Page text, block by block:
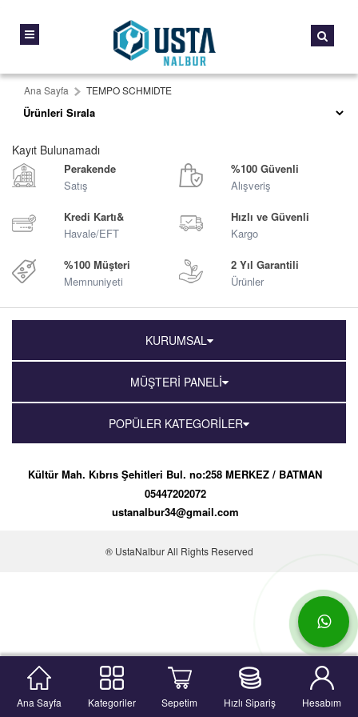
Ana Sayfa TEMPO SCHMIDTE
Kayıt Bulunamadı
Perakende
Satış
%100 Güvenli
Alışveriş
Kredi Kartı&
Havale/EFT
Hızlı ve Güvenli
Kargo
%100 Müşteri
Memnuniyeti
2 Yıl Garantili
Ürünler
KURUMSAL
MÜŞTERİ PANELİ
POPÜLER KATEGORİLER
Kültür Mah. Kıbrıs Şehitleri Bul. no:258 MERKEZ / BATMAN
05447202072
ustanalbur34@gmail.com
® UstaNalbur All Rights Reserved
Ana Sayfa Kategoriler Sepetim Hızlı Sipariş Hesabım